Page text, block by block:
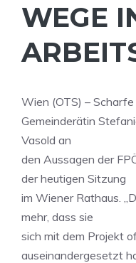
WEGE
Wien (OTS) –
Gemeinderätin
Vasold an
den Aussagen der
der heutigen Sitzung
im Wiener Rathaus.
mehr, dass sie
sich mit dem Projekt
auseinandergesetzt